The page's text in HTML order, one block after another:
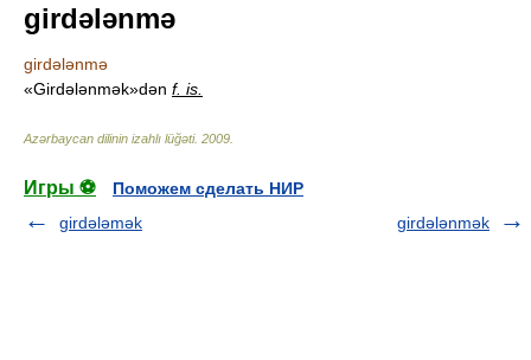
girdələnmə
girdələnmə
«Girdələnmək»dən f. is.
Azərbaycan dilinin izahlı lüğəti. 2009
Игры ⚽
Поможем сделать НИР
girdələmək
girdələnmək